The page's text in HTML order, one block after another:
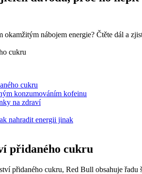
okamžitým nábojem energie? Čtěte dál a
cukru
konzumováním kofeinu
na zdraví
nahradit energii jinak
přidaného cukru
přidaného cukru, Red Bull obsahuje